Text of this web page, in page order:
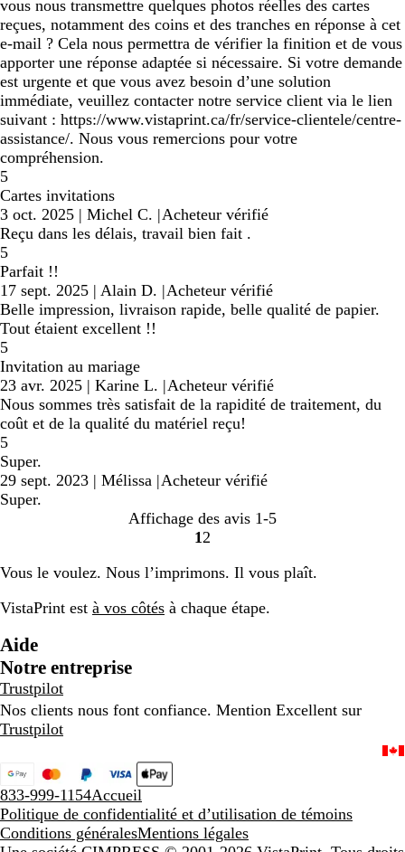
vous nous transmettre quelques photos réelles des cartes
reçues, notamment des coins et des tranches en réponse à cet
e-mail ? Cela nous permettra de vérifier la finition et de vous
apporter une réponse adaptée si nécessaire. Si votre demande
est urgente et que vous avez besoin d’une solution
immédiate, veuillez contacter notre service client via le lien
suivant : https://www.vistaprint.ca/fr/service-clientele/centre-
assistance/. Nous vous remercions pour votre
compréhension.
5
Cartes invitations
3 oct. 2025 | Michel C. |Acheteur vérifié
Reçu dans les délais, travail bien fait .
5
Parfait !!
17 sept. 2025 | Alain D. |Acheteur vérifié
Belle impression, livraison rapide, belle qualité de papier.
Tout étaient excellent !!
5
Invitation au mariage
23 avr. 2025 | Karine L. |Acheteur vérifié
Nous sommes très satisfait de la rapidité de traitement, du
coût et de la qualité du matériel reçu!
5
Super.
29 sept. 2023 | Mélissa |Acheteur vérifié
Super.
Affichage des avis 1-5
accéder
la
page
1 accéder
la
page
2
2
Vous le voulez. Nous l’imprimons. Il vous plaît.
VistaPrint est à vos côtés à chaque étape.
Aide
Notre entreprise
Trustpilot
Nos clients nous font confiance. Mention Excellent sur
Trustpilot
833-999-1154Accueil
Politique de confidentialité et d’utilisation de témoins
Conditions généralesMentions légales